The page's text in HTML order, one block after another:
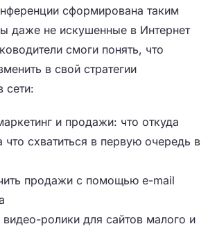
сформирована таким
даже не искушенные в Интернет
смоги понять, что
в свой стратегии
сети:
и продажи: что откуда
что схватиться в первую очередь в
продажи с помощью e-mail
ролики для сайтов малого и